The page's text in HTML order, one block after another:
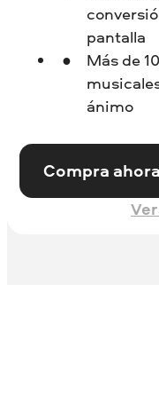
pantalla
Más de
ánimo
Compra